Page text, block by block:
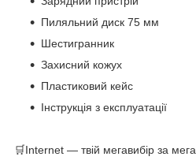
Пиляльний диск 75 мм
Шестигранник
Захисний кожух
Пластиковий кейс
Інструкція з експлуатації
🛒Internet — твій мегавибір за